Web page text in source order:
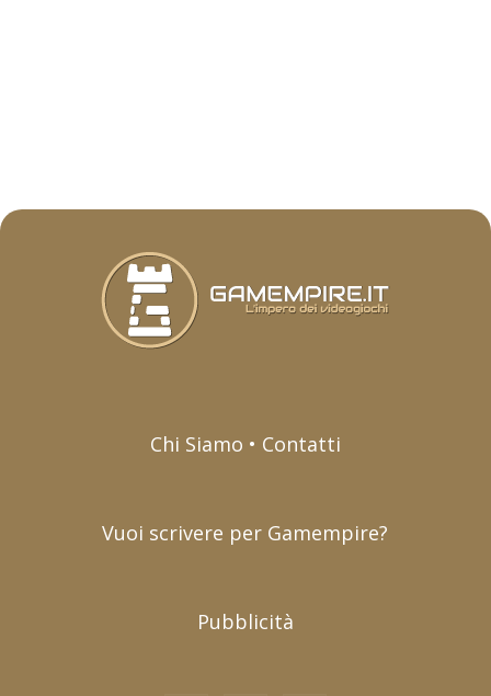
Chi Siamo • Contatti
Vuoi scrivere per Gamempire?
Pubblicità